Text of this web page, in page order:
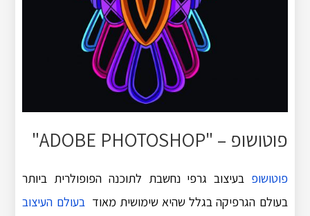
פוטושופ – "ADOBE PHOTOSHOP"
פוטושופ בעיצוב גרפי נחשבת לתוכנה הפופולרית ביותר
בעולם הגרפיקה בגלל שהיא שימושית מאודבעולם העיצוב